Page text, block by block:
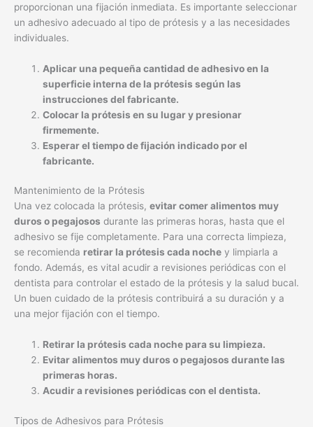
proporcionan una fijación inmediata. Es importante seleccionar
un adhesivo adecuado al tipo de prótesis y a las necesidades
individuales.
Aplicar una pequeña cantidad de adhesivo en la
superficie interna de la prótesis según las
instrucciones del fabricante.
Colocar la prótesis en su lugar y presionar
firmemente.
Esperar el tiempo de fijación indicado por el
fabricante.
Mantenimiento de la Prótesis
Una vez colocada la prótesis, evitar comer alimentos muy
duros o pegajosos durante las primeras horas, hasta que el
adhesivo se fije completamente. Para una correcta limpieza,
se recomienda retirar la prótesis cada noche y limpiarla a
fondo. Además, es vital acudir a revisiones periódicas con el
dentista para controlar el estado de la prótesis y la salud bucal.
Un buen cuidado de la prótesis contribuirá a su duración y a
una mejor fijación con el tiempo.
Retirar la prótesis cada noche para su limpieza.
Evitar alimentos muy duros o pegajosos durante las
primeras horas.
Acudir a revisiones periódicas con el dentista.
Tipos de Adhesivos para Prótesis